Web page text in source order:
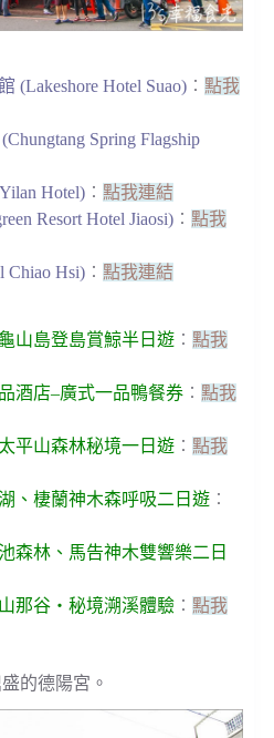
(Lakeshore Hotel Suao) ︰ 點我
Spring Flagship
Hotel) ︰ 點我連結
Resort Hotel Jiaosi) ︰ 點我
Chiao Hsi) ︰ 點我連結
山島登島賞鯨半日遊 ︰ 點我
酒店–廣式一品鴨餐券 ︰ 點我
平山森林秘境一日遊 ︰ 點我
、棲蘭神木森呼吸二日遊 ︰
森林、馬告神木雙響樂二日
那谷・秘境溯溪體驗 ︰ 點我
的德陽宮。